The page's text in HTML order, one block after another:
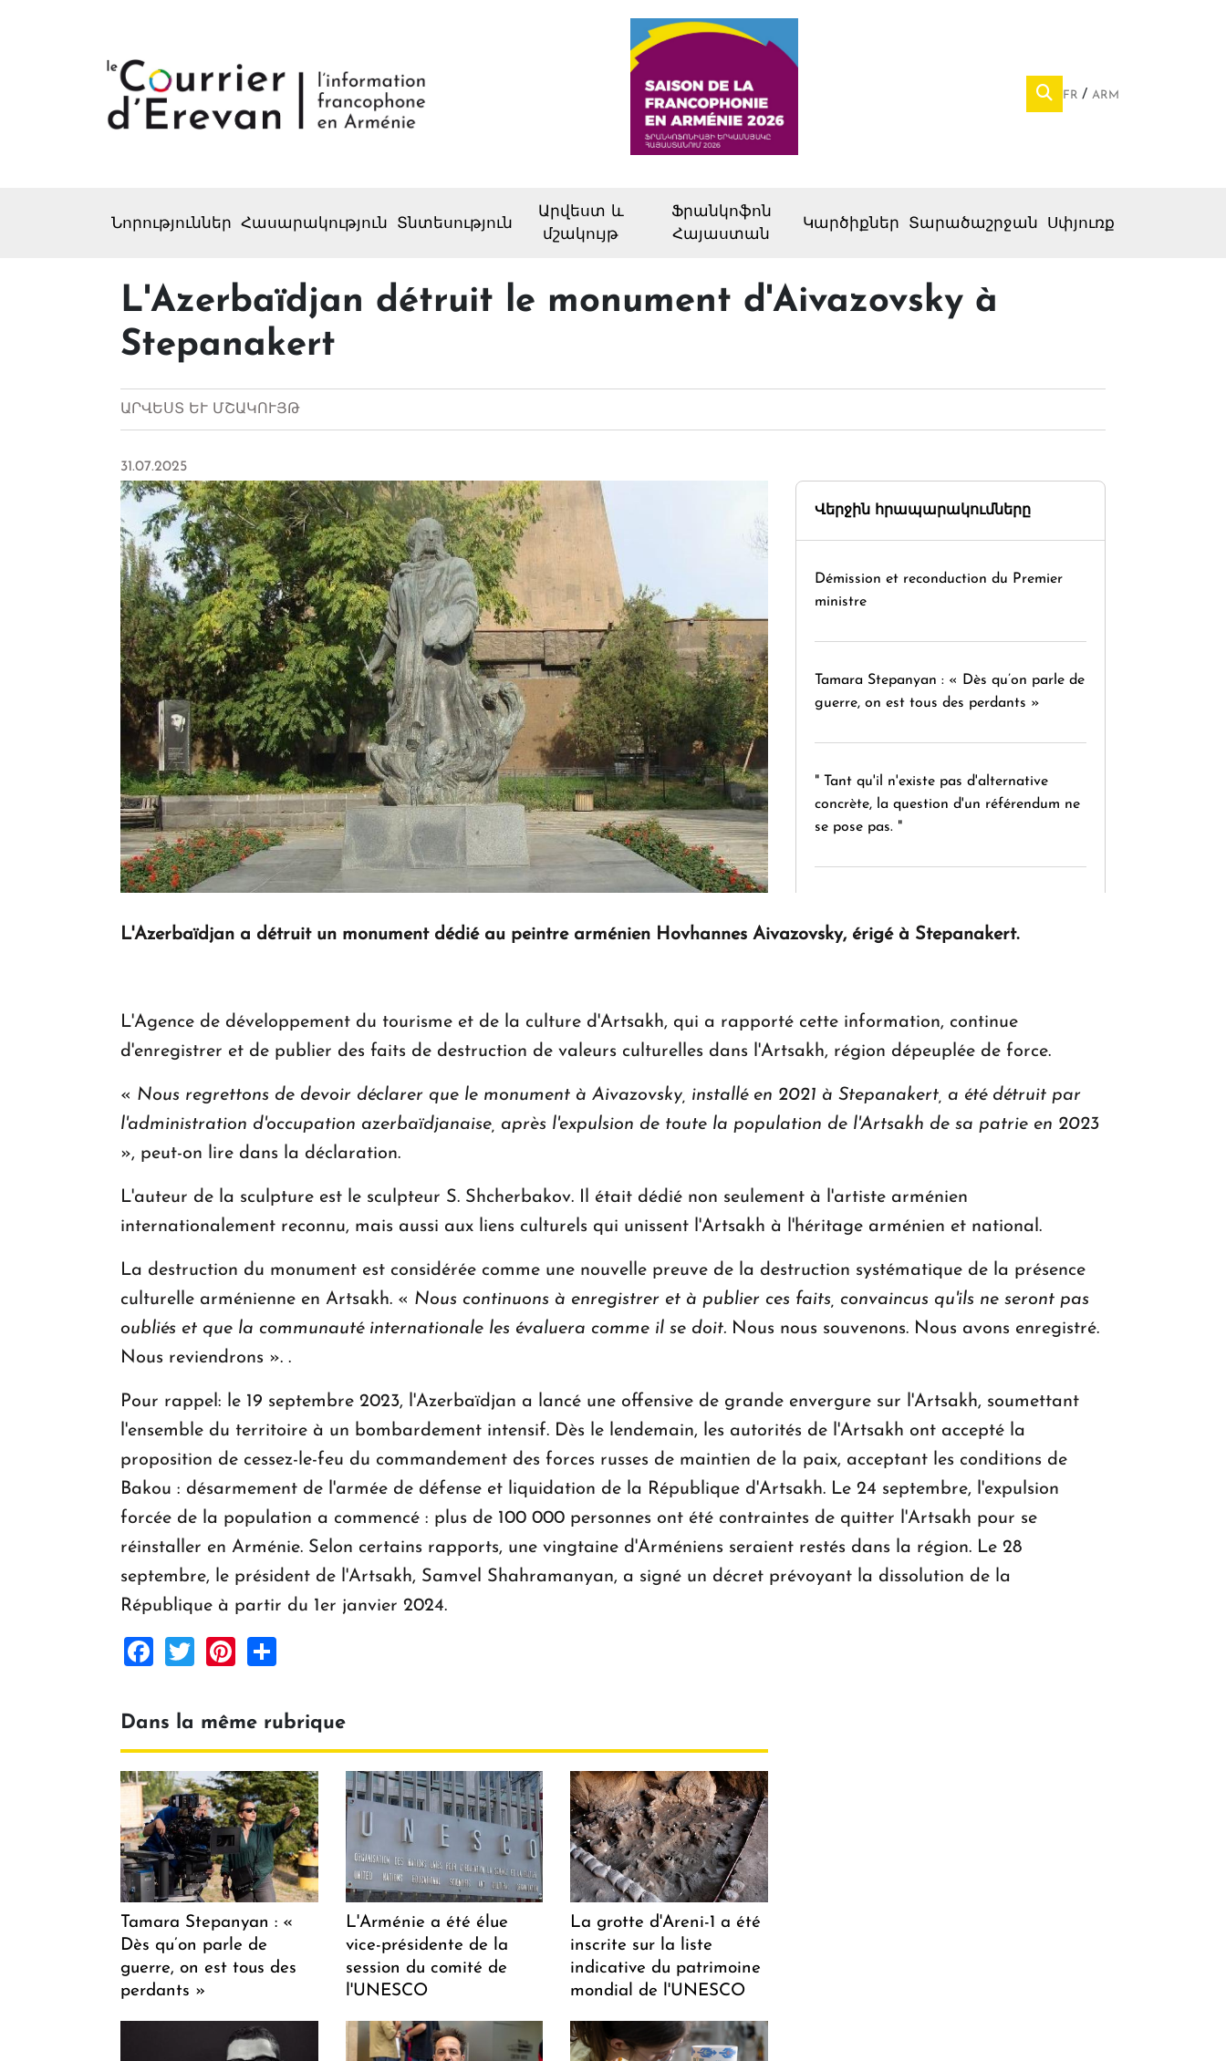
FR ARM
Նորություններ Հասարակություն Տնտեսություն
Արվեստ և
մշակույթ
Ֆրանկոֆոն
Հայաստան
Կարծիքներ Տարածաշրջան Սփյուռք
L'Azerbaïdjan détruit le monument d'Aivazovsky à
Stepanakert
ԱՐՎԵՍՏ ԵՒ ՄՇԱԿՈՒՅԹ
31.07.2025
Վերջին հրապարակումները
Démission et reconduction du Premier
ministre
Tamara Stepanyan : « Dès qu’on parle de
guerre, on est tous des perdants »
" Tant qu'il n'existe pas d'alternative
concrète, la question d'un référendum ne
se pose pas. "
d'avenir en Arménie
d'Arménie ouvrira ses portes à Dilijan
L'Azerbaïdjan a détruit un monument dédié au peintre arménien Hovhannes Aivazovsky, érigé à Stepanakert.
L'Agence de développement du tourisme et de la culture d'Artsakh, qui a rapporté cette information, continue
d'enregistrer et de publier des faits de destruction de valeurs culturelles dans l'Artsakh, région dépeuplée de force.
« Nous regrettons de devoir déclarer que le monument à Aivazovsky, installé en 2021 à Stepanakert, a été détruit par
l'administration d'occupation azerbaïdjanaise, après l'expulsion de toute la population de l'Artsakh de sa patrie en 2023
», peut-on lire dans la déclaration.
L'auteur de la sculpture est le sculpteur S. Shcherbakov. Il était dédié non seulement à l'artiste arménien
internationalement reconnu, mais aussi aux liens culturels qui unissent l'Artsakh à l'héritage arménien et national.
La destruction du monument est considérée comme une nouvelle preuve de la destruction systématique de la présence
culturelle arménienne en Artsakh. « Nous continuons à enregistrer et à publier ces faits, convaincus qu'ils ne seront pas
oubliés et que la communauté internationale les évaluera comme il se doit. Nous nous souvenons. Nous avons enregistré.
Nous reviendrons ». .
Pour rappel: le 19 septembre 2023, l'Azerbaïdjan a lancé une offensive de grande envergure sur l'Artsakh, soumettant
l'ensemble du territoire à un bombardement intensif. Dès le lendemain, les autorités de l'Artsakh ont accepté la
proposition de cessez-le-feu du commandement des forces russes de maintien de la paix, acceptant les conditions de
Bakou : désarmement de l'armée de défense et liquidation de la République d'Artsakh. Le 24 septembre, l'expulsion
forcée de la population a commencé : plus de 100 000 personnes ont été contraintes de quitter l'Artsakh pour se
réinstaller en Arménie. Selon certains rapports, une vingtaine d'Arméniens seraient restés dans la région. Le 28
septembre, le président de l'Artsakh, Samvel Shahramanyan, a signé un décret prévoyant la dissolution de la
République à partir du 1er janvier 2024.
Facebook
TwitterPinterest
Dans la même rubrique
Tamara Stepanyan : «
Dès qu’on parle de
guerre, on est tous des
perdants »
L'Arménie a été élue
vice-présidente de la
session du comité de
l'UNESCO
La grotte d'Areni-1 a été
inscrite sur la liste
indicative du patrimoine
mondial de l'UNESCO